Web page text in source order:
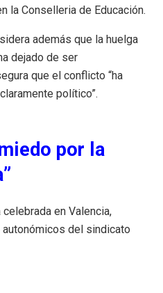
la Conselleria de Educación.
además que la huelga
dejado de ser
que el conflicto “ha
político”.
por la
en Valencia,
del sindicato